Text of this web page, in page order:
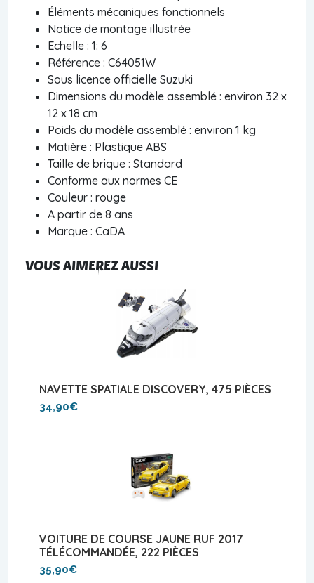
Éléments mécaniques fonctionnels
Notice de montage illustrée
Echelle : 1: 6
Référence : C64051W
Sous licence officielle Suzuki
Dimensions du modèle assemblé : environ 32 x
12 x 18 cm
Poids du modèle assemblé : environ 1 kg
Matière : Plastique ABS
Taille de brique : Standard
Conforme aux normes CE
Couleur : rouge
A partir de 8 ans
Marque : CaDA
VOUS AIMEREZ AUSSI
NAVETTE SPATIALE DISCOVERY, 475 PIÈCES
34,90€
VOITURE DE COURSE JAUNE RUF 2017
TÉLÉCOMMANDÉE, 222 PIÈCES
35,90€